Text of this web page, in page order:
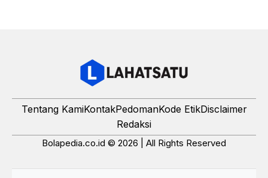
Tentang KamiKontakPedomanKode EtikDisclaimer
Redaksi
Bolapedia.co.id © 2026 | All Rights Reserved